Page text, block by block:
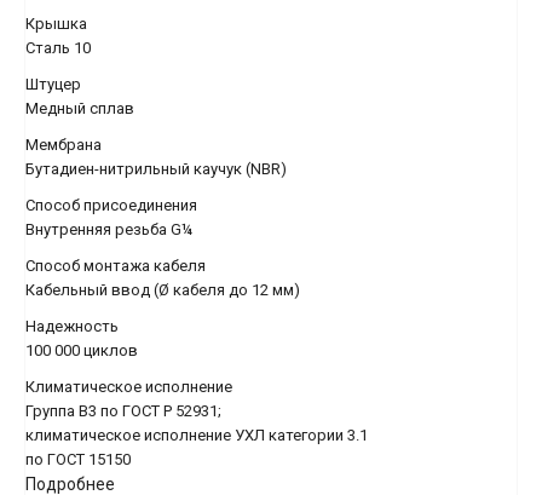
Крышка
Сталь 10
Штуцер
Медный сплав
Мембрана
Бутадиен-нитрильный каучук (NBR)
Способ присоединения
Внутренняя резьба G¼
Способ монтажа кабеля
Кабельный ввод (Ø кабеля до 12 мм)
Надежность
100 000 циклов
Климатическое исполнение
Группа В3 по ГОСТ Р 52931;
климатическое исполнение УХЛ категории 3.1
по ГОСТ 15150
Подробнее